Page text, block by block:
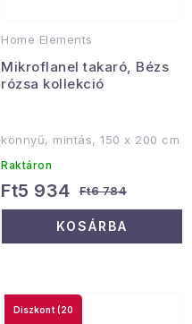
Home Elements
Mikroflanel takaró, Bézs
rózsa kollekció
könnyű, mintás, 150 x 200 cm
Raktáron
Ft5 934 Ft6 784
KOSÁRBA
(20